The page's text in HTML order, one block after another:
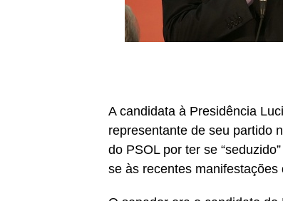
A candidata à Presidência
representante de seu partido
do PSOL por ter se
se às recentes